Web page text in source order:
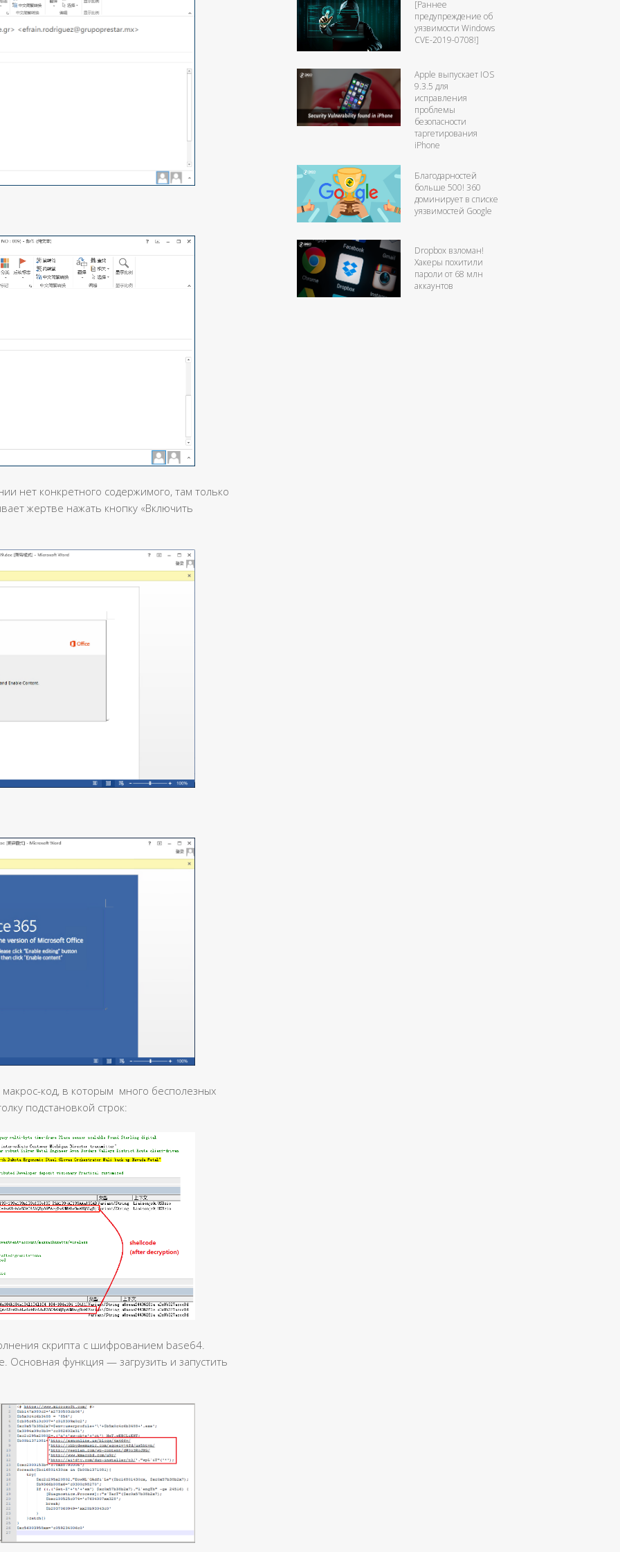
нет конкретного содержимого, там только
жертве нажать кнопку «Включить
код, в которым много бесполезных
подстановкой строк:
скрипта с шифрованием base64.
функция — загрузить и запустить
[Раннее
предупреждение об
уязвимости Windows
CVE-2019-0708!]
Apple выпускает IOS
9.3.5 для
исправления
проблемы
безопасности
таргетирования
iPhone
Благодарностей
больше 500! 360
доминирует в списке
уязвимостей Google
Dropbox взломан!
Хакеры похитили
пароли от 68 млн
аккаунтов